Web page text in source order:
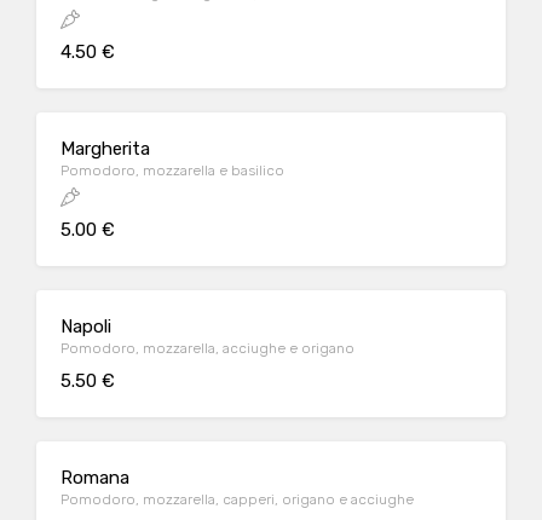
4.50 €
Margherita
Pomodoro, mozzarella e basilico
5.00 €
Napoli
Pomodoro, mozzarella, acciughe e origano
5.50 €
Romana
Pomodoro, mozzarella, capperi, origano e acciughe